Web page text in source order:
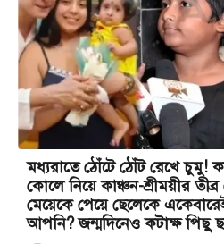
মধ্যরাতে ঠোঁটে ঠোঁট রেখে চুমু!
কোলে নিয়ে কাঞ্চন-শ্রীময়ীর
মেয়েকে পেয়ে ছেলেকে
আপনি? জন্মদিনেও কটাক্ষ পিছু